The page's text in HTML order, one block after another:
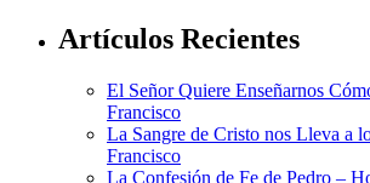
Artículos Recientes
El Señor Quiere Enseñarnos
Francisco
La Sangre de Cristo nos Lleva a
Francisco
La Confesión de Fe de Pedro –